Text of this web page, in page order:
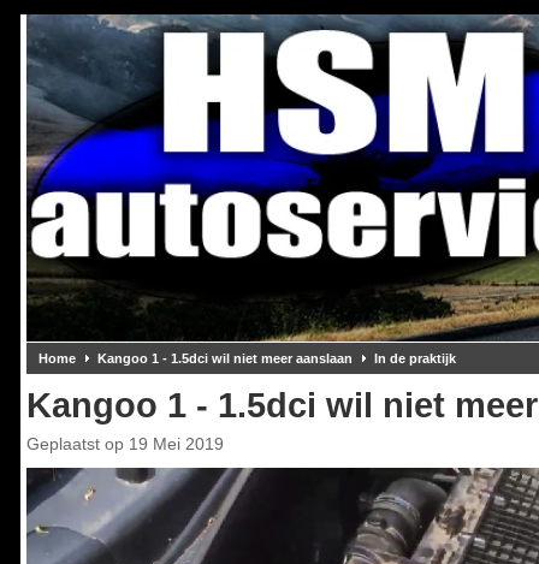
Home Kangoo 1 - 1.5dci wil niet meer aanslaan In de praktijk
Kangoo 1 - 1.5dci wil niet
Geplaatst op 19 Mei 2019